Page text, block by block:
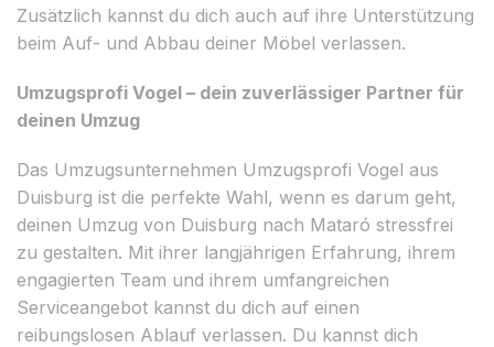
Zusätzlich kannst du dich auch auf ihre Unterstützung
beim Auf- und Abbau deiner Möbel verlassen.
Umzugsprofi Vogel – dein zuverlässiger Partner für
deinen Umzug
Das Umzugsunternehmen Umzugsprofi Vogel aus
Duisburg ist die perfekte Wahl, wenn es darum geht,
deinen Umzug von Duisburg nach Mataró stressfrei
zu gestalten. Mit ihrer langjährigen Erfahrung, ihrem
engagierten Team und ihrem umfangreichen
Serviceangebot kannst du dich auf einen
reibungslosen Ablauf verlassen. Du kannst dich